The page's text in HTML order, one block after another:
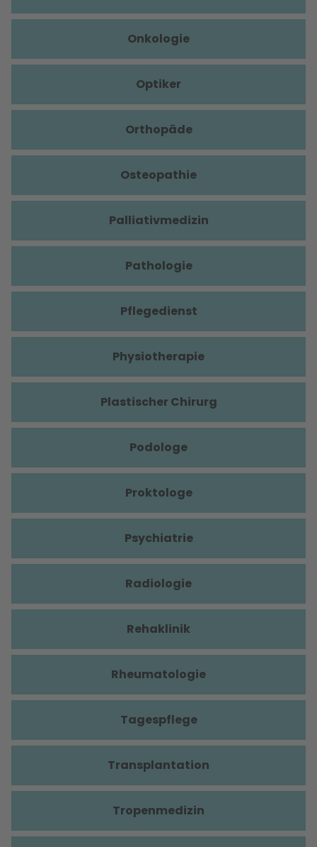
Onkologie
Optiker
Orthopäde
Osteopathie
Palliativmedizin
Pathologie
Pflegedienst
Physiotherapie
Plastischer Chirurg
Podologe
Proktologe
Psychiatrie
Radiologie
Rehaklinik
Rheumatologie
Tagespflege
Transplantation
Tropenmedizin